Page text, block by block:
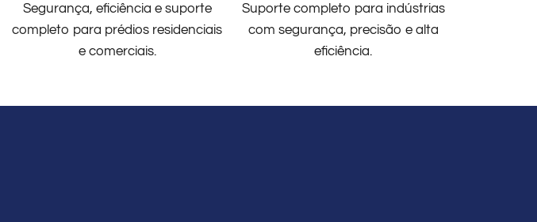
Segurança, eficiência e suporte
completo para prédios residenciais
e comerciais.
Suporte completo para indústrias
com segurança, precisão e alta
eficiência.